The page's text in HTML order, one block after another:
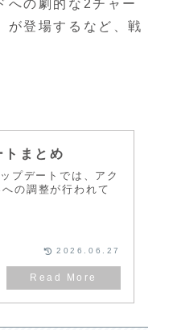
への劇的な2チャー
が登場するなど、戦
まとめ
プデートでは、アク
の調整が行われて
2026.06.27